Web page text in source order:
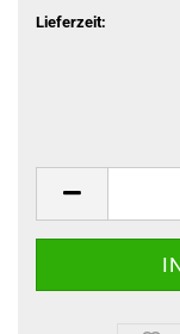
Lieferzeit: